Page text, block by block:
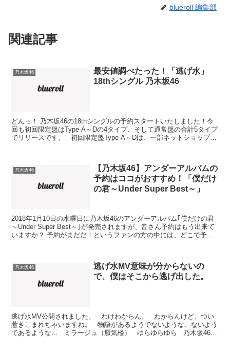
blueroll 編集部
関連記事
乃木坂46
最安値調べたった！「逃げ水」
18thシングル 乃木坂46
どんっ！ 乃木坂46の18thシングルの予約スタートいたしました！今
回も初回限定盤はType-A～Dの4タイプ、そして通常盤の合計5タイプ
でリリースです。 初回限定盤Type-A～Dは、一部ネットショップで
乃木坂46
【乃木坂46】アンダーアルバムの
予約はココがおすすめ！「僕だけ
の君～Under Super Best～」
2018年1月10日の水曜日に乃木坂46のアンダーアルバム｢僕だけの君
～Under Super Best～｣が発売されますが、皆さん予約はもう出来て
いますか？ 予約がまだだ！というファンの方の中には、どこで予約
乃木坂46
逃げ水MV意味が分からないの
で、僕はそこから逃げ出した。
逃げ水MV公開されました。 わけわからん。 わからんけど、つい
惹きこまれちゃいますね。 物語があるようでないような、ないよう
であるような… ミラージュ（蜃気楼） ゆらゆらゆら 乃木坂46